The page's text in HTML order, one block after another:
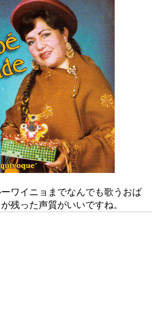
ワイニョまでなんでも歌うおば
残った声質がいいですね。